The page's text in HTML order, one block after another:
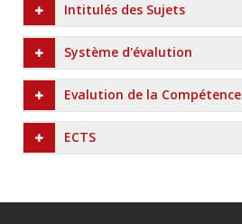
Intitulés des Sujets
Système d'évalution
Evalution de la Compétence
ECTS